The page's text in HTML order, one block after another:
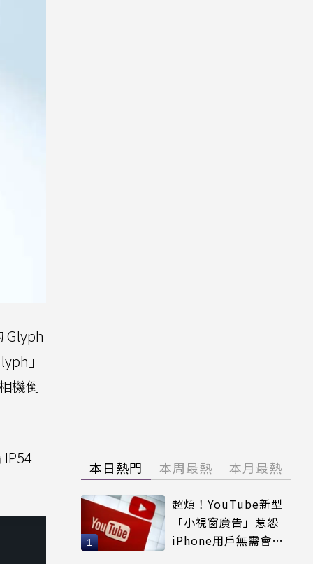
Glyph
」
機倒
本日熱門 本周最熱 本月最熱
超煩！YouTube新型
「小視窗廣告」惹怨
iPhone用戶無需會員